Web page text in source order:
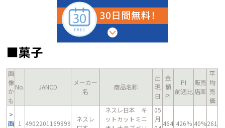
■菓子
画
像
か
も
No. JANCD
メーカー
名
商品名称
出
現
日
金
額
PI
PI
前週比
販売
店率
平
均
売
価
画 1 4902201169899
ネスレ
ネスレ日本 キ
ットカットミニ
05
月
464 426% 40%261